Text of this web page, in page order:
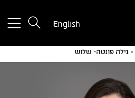
English
» גילה פונטה- שלוש